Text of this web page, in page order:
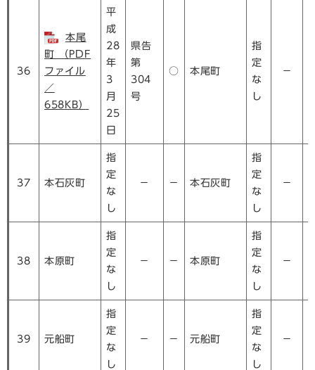
36
本尾
町 （PDF
ファイル
／
658KB）
平
成
28
年
3
月
25
日
県告
第
304
号
○ 本尾町
指
定
な
し
－
37 本石灰町
指
定
な
し
－ － 本石灰町
指
定
な
し
－
38 本原町
指
定
な
し
－ － 本原町
指
定
な
し
－
39 元船町
指
定
な
し
－ － 元船町
指
定
な
し
－